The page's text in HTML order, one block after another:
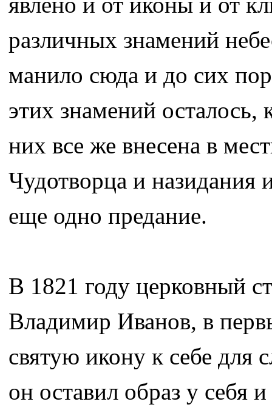
различных знамений
манило сюда и до сих
этих знамений осталось,
них все же внесена в
Чудотворца и
еще одно предание.
В 1821 году церковный
Владимир Иванов, в
святую икону к себе для
он оставил образ у себя